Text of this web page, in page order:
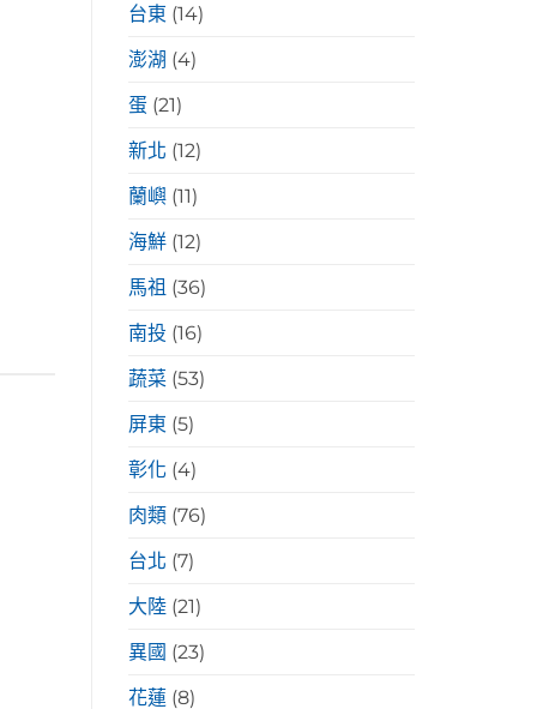
台東 (14)
澎湖 (4)
蛋 (21)
新北 (12)
蘭嶼 (11)
海鮮 (12)
馬祖 (36)
南投 (16)
蔬菜 (53)
屏東 (5)
彰化 (4)
肉類 (76)
台北 (7)
大陸 (21)
異國 (23)
花蓮 (8)